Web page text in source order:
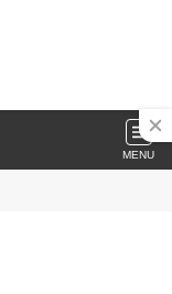
MENU